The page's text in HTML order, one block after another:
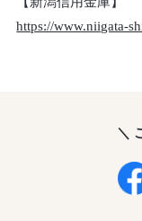
https://www.niigata-
＼